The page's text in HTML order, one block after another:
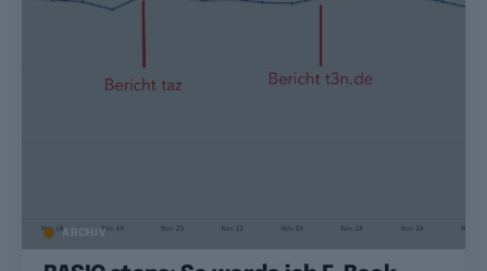
ARCHIV